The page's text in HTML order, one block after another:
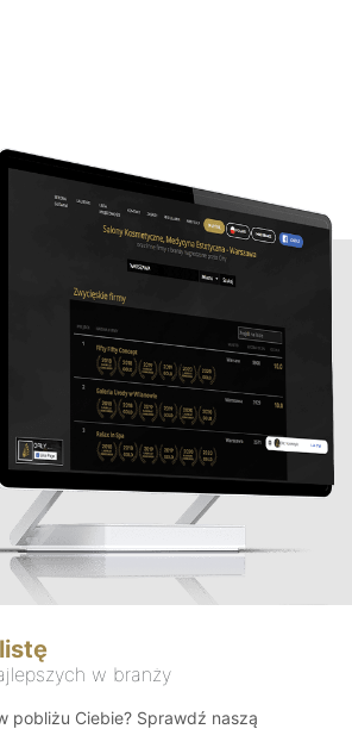
w branży
pobliżu Ciebie? Sprawdź naszą